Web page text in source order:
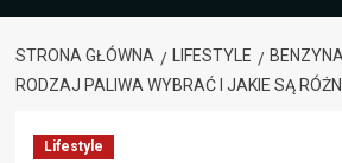
STRONA GŁÓWNA LIFESTYLE
RODZAJ PALIWA WYBRAĆ I JAKIE SĄ
Lifestyle